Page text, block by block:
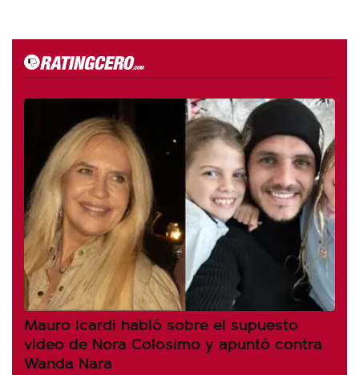
Mauro Icardi habló sobre el supuesto
video de Nora Colosimo y apuntó contra
Wanda Nara